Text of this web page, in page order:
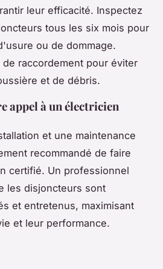
leur efficacité. Inspectez
tous les six mois pour
ou de dommage.
raccordement pour éviter
et de débris.
appel à un électricien
et une maintenance
recommandé de faire
certifié. Un professionnel
les disjoncteurs sont
et entretenus, maximisant
et leur performance.